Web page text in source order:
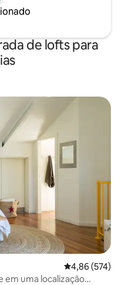
de lofts para
4,86 de uma
4,86 (574)
em uma localização